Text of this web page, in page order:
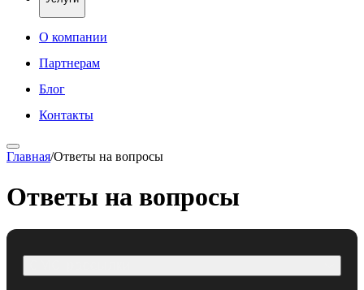
О компании
Партнерам
Блог
Контакты
Главная/Ответы на вопросы
Ответы на вопросы